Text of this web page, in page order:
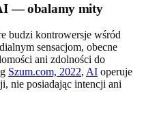
— obalamy mity
budzi kontrowersje wśród
sensacjom, obecne
ani zdolności do
Szum.com, 2022, AI operuje
nie posiadając intencji ani